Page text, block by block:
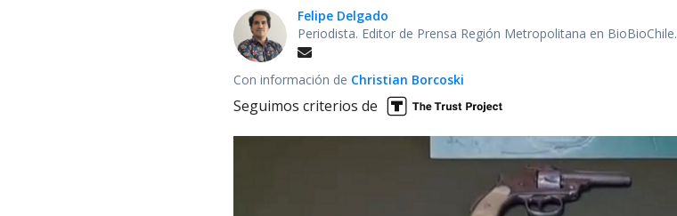
Felipe Delgado
Periodista. Editor de Prensa Región Metropolitana en BioBioChile.
Con información de Christian Borcoski
Seguimos criterios de